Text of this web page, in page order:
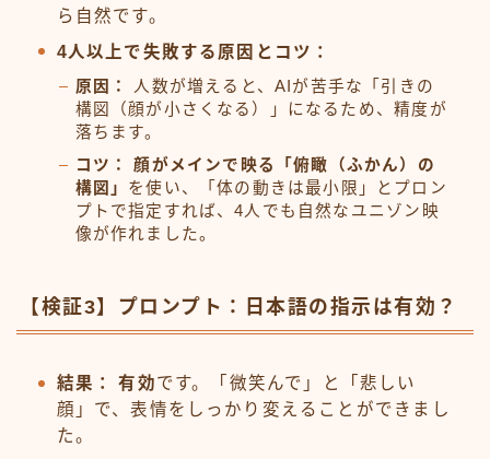
ら自然です。
4人以上で失敗する原因とコツ：
原因：
人数が増えると、AIが苦手な「引きの
構図（顔が小さくなる）」になるため、精度が
落ちます。
コツ：
顔がメインで映る「俯瞰（ふかん）の
構図」 を使い、「体の動きは最小限」とプロン
プトで指定すれば、4人でも自然なユニゾン映
像が作れました。
【検証3】プロンプト：日本語の指示は有効？
結果： 有効です。「微笑んで」と「悲しい
顔」で、表情をしっかり変えることができまし
た。